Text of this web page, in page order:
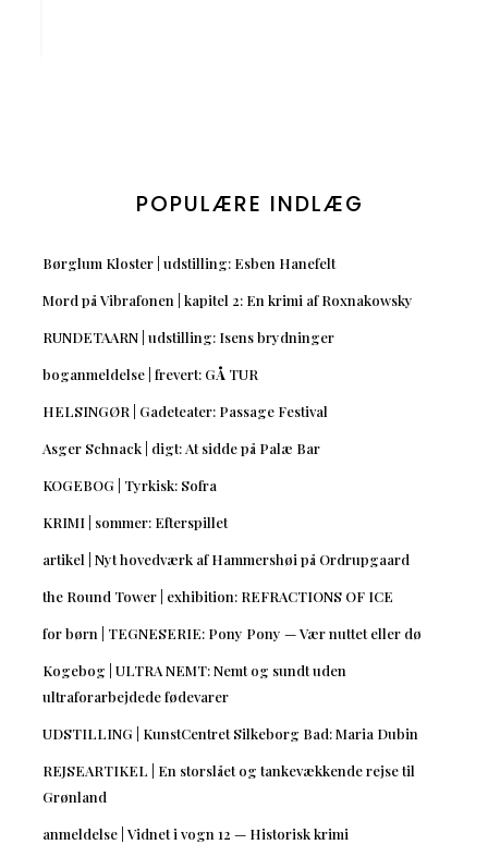
POPULÆRE INDLÆG
Børglum Kloster | udstilling: Esben Hanefelt
Mord på Vibrafonen | kapitel 2: En krimi af Roxnakowsky
RUNDETAARN | udstilling: Isens brydninger
boganmeldelse | frevert: GÅ TUR
HELSINGØR | Gadeteater: Passage Festival
Asger Schnack | digt: At sidde på Palæ Bar
KOGEBOG | Tyrkisk: Sofra
KRIMI | sommer: Efterspillet
artikel | Nyt hovedværk af Hammershøi på Ordrupgaard
the Round Tower | exhibition: REFRACTIONS OF ICE
for børn | TEGNESERIE: Pony Pony — Vær nuttet eller dø
Kogebog | ULTRA NEMT: Nemt og sundt uden
ultraforarbejdede fødevarer
UDSTILLING | KunstCentret Silkeborg Bad: Maria Dubin
REJSEARTIKEL | En storslået og tankevækkende rejse til
Grønland
anmeldelse | Vidnet i vogn 12 — Historisk krimi